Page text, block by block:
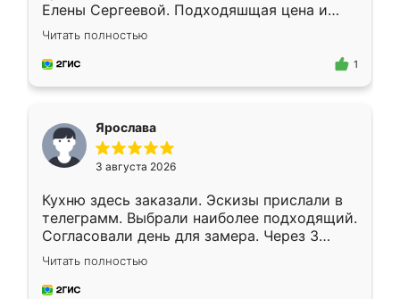
Елены Сергеевой. Подходяшщая цена и
короткие сроки изготовления. Приехавший
для замера сотрудник Владислав
предложил по моему эскизу самый
Читать полностью
1
Ярослава
3 августа 2026
Кухню здесь заказали. Эскизы прислали в
телеграмм. Выбрали наиболее подходящий.
Согласовали день для замера. Через 3
недели кухня была уже готова. Остались
довольны работой. Спасибо Ренессанс
мебель за качественную работу!
Читать полностью